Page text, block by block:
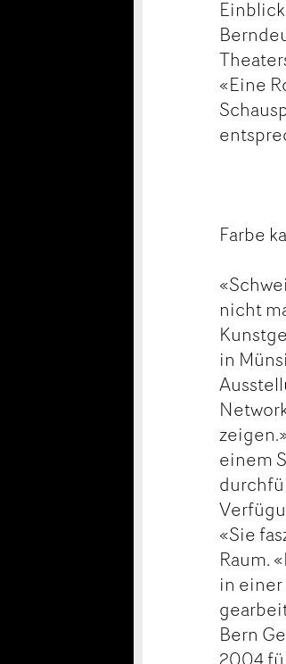
«Eine
Farbe
nicht
in
einem
«Sie
Raum.
in
Bern
2004